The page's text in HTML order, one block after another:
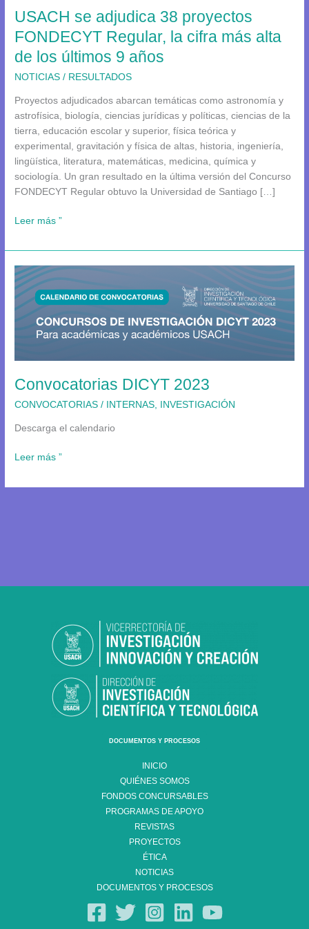
USACH se adjudica 38 proyectos
FONDECYT Regular, la cifra más alta
de los últimos 9 años
NOTICIAS / RESULTADOS
Proyectos adjudicados abarcan temáticas como astronomía y
astrofísica, biología, ciencias jurídicas y políticas, ciencias de la
tierra, educación escolar y superior, física teórica y
experimental, gravitación y física de altas, historia, ingeniería,
lingüística, literatura, matemáticas, medicina, química y
sociología. Un gran resultado en la última versión del Concurso
FONDECYT Regular obtuvo la Universidad de Santiago […]
la
cifra
más
alta
de
últimos
9
años
Leer más ”
Convocatorias DICYT 2023
CONVOCATORIAS / INTERNAS, INVESTIGACIÓN
Descarga el calendario
Convocatorias
DICYT
2023
Leer más ”
DOCUMENTOS Y PROCESOS
INICIO
QUIÉNES SOMOS
FONDOS CONCURSABLES
PROGRAMAS DE APOYO
REVISTAS
PROYECTOS
ÉTICA
NOTICIAS
DOCUMENTOS Y PROCESOS